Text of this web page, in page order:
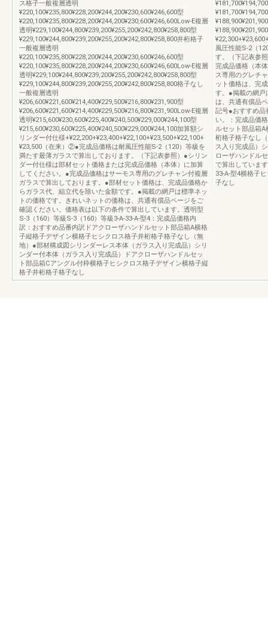
ス格子一般複層透明
¥220,100¥235,800¥228,200¥244,200¥230,600¥246,600型
¥220,100¥235,800¥228,200¥244,200¥230,600¥246,600Low-E複層
透明¥229,100¥244,800¥239,200¥255,200¥242,800¥258,800型
¥229,100¥244,800¥239,200¥255,200¥242,800¥258,800井桁格子
一般複層透明
¥220,100¥235,800¥228,200¥244,200¥230,600¥246,600型
¥220,100¥235,800¥228,200¥244,200¥230,600¥246,600Low-E複層
透明¥229,100¥244,800¥239,200¥255,200¥242,800¥258,800型
¥229,100¥244,800¥239,200¥255,200¥242,800¥258,800格子なし
一般複層透明
¥206,600¥221,600¥214,400¥229,500¥216,800¥231,900型
¥206,600¥221,600¥214,400¥229,500¥216,800¥231,900Low-E複層
透明¥215,600¥230,600¥225,400¥240,500¥229,000¥244,100型
¥215,600¥230,600¥225,400¥240,500¥229,000¥244,100加算額シ
リンダー付仕様+¥22,200+¥23,400+¥22,100+¥23,500+¥22,100+
¥23,500（在来）②●完成品価格は耐風圧性能S-2（120）等級を
満たす最薄ガラスで算出しております。（下記表参照）●シリン
ダー付仕様は部材セット価格または完成品価格（本体）に加算
してください。●完成品価格はサーモス専用のグレチャン付複層
ガラスで算出しております。●部材セット価格は、完成品価格か
らガラス代、組立代を除いた金額です。●掲載の網戸は標準ネッ
トの価格です。きれいネットの価格は、共通有償品ページをご
確認ください。価格表は以下の条件で算出しています。透明型
S-3（160）等級S-3（160）等級3-A-33-A-型4：完成品価格内
訳：おすすめ品番内訳ドアクローザハンドルセット部品箱A横格
子縦格子デザイン横格子ヒシクロス格子井桁格子格子なし（無
地）●部材構成図シリンダーレス本体（ガラス入り完成品）シリ
ンダー付本体（ガラス入り完成品）ドアクローザハンドルセッ
ト部品箱Cアングル付枠横格子ヒシクロス格子デザイン横格子縦
格子井桁格子格子なし
風圧性能S-2（
す。（下記表参
完成品価格（本
ス専用のグレチ
ット価格は、完
す。●掲載の網戸
は、共通有償品
記号●おすすめ品
い。：完成品価
ルセット部品箱
桁格子格子なし
ス入り完成品）
ローザハンドル
で算出していま
33-A-型4横格子
子なし